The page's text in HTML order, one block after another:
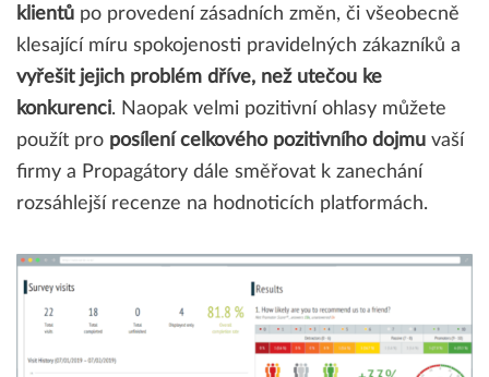
klientů po provedení zásadních změn, či všeobecně
klesající míru spokojenosti pravidelných zákazníků a
vyřešit jejich problém dříve, než utečou ke
konkurenci. Naopak velmi pozitivní ohlasy můžete
použít pro posílení celkového pozitivního dojmu vaší
firmy a Propagátory dále směřovat k zanechání
rozsáhlejší recenze na hodnoticích platformách.